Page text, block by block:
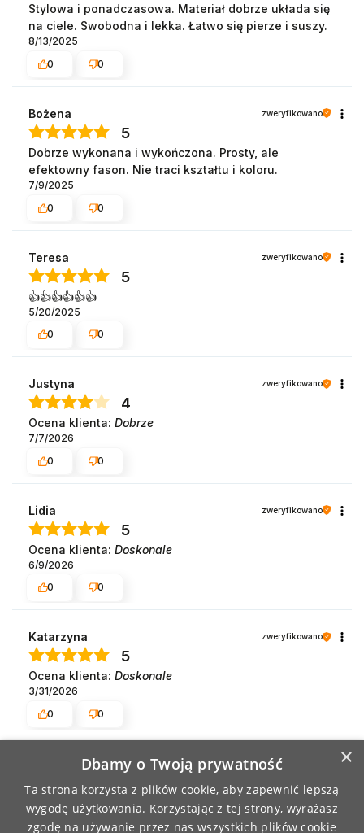
Stylowa i ponadczasowa. Materiał dobrze układa się
na ciele. Swobodna i lekka. Łatwo się pierze i suszy.
8/13/2025
0
0
Bożena zweryfikowano
5
Dobrze wykonana i wykończona. Prosty, ale
efektowny fason. Nie traci kształtu i koloru.
7/9/2025
0
0
Teresa zweryfikowano
5
👍👍👍👍👍👍
5/20/2025
0
0
Justyna zweryfikowano
4
Ocena klienta: Dobrze
7/7/2026
0
0
Lidia zweryfikowano
5
Ocena klienta: Doskonale
6/9/2026
0
0
Katarzyna zweryfikowano
5
Ocena klienta: Doskonale
3/31/2026
0
0
×
Dbamy o Twoją prywatność
Ta strona korzysta z plików cookie, aby zapewnić lepszą
wygodę użytkowania. Korzystając z tej strony, wyrażasz
zgodę na używanie przez nas wszystkich plików cookie